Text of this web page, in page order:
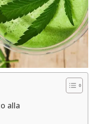
alla